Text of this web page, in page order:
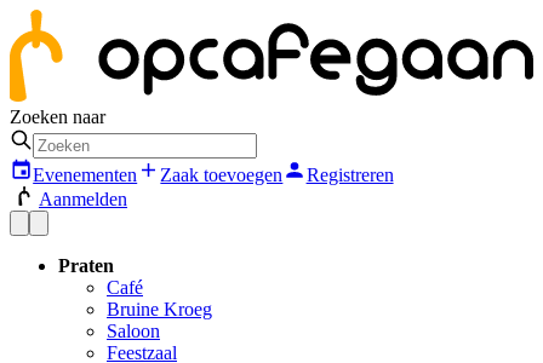
Zoeken naar
Evenementen Zaak toevoegen
Registreren
Aanmelden
Praten
Café
Bruine Kroeg
Saloon
Feestzaal